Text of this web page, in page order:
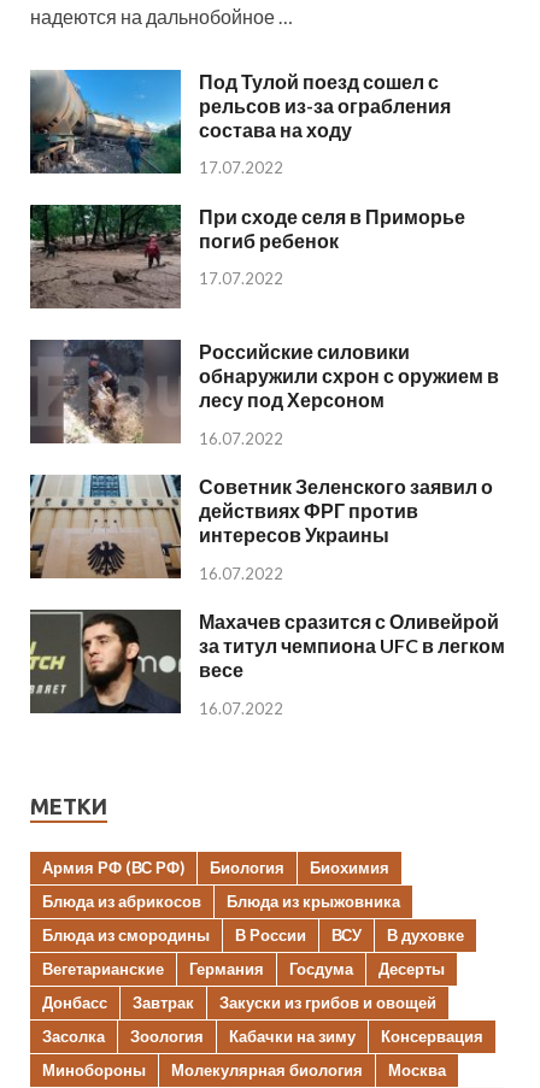
надеются на дальнобойное …
Под Тулой поезд сошел с
рельсов из-за ограбления
состава на ходу
17.07.2022
При сходе селя в Приморье
погиб ребенок
17.07.2022
Российские силовики
обнаружили схрон с оружием в
лесу под Херсоном
16.07.2022
Советник Зеленского заявил о
действиях ФРГ против
интересов Украины
16.07.2022
Махачев сразится с Оливейрой
за титул чемпиона UFC в легком
весе
16.07.2022
МЕТКИ
Армия РФ (ВС РФ) Биология
Биохимия
Блюда из абрикосов
Блюда из крыжовника
Блюда из смородины
В России ВСУ
В духовке
Вегетарианские
Германия Госдума
Десерты
Донбасс
Завтрак
Закуски из грибов и овощей
Засолка
Зоология Кабачки на зиму
Консервация
Минобороны
Молекулярная биология
Москва